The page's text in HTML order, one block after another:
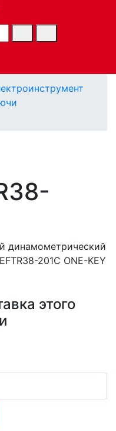
динамометрический
201C ONE-KEY
этого